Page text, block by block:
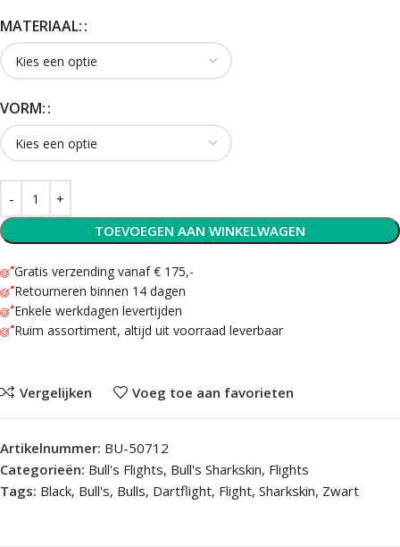
MATERIAAL:
VORM:
TOEVOEGEN AAN WINKELWAGEN
Gratis verzending vanaf € 175,-
Retourneren binnen 14 dagen
Enkele werkdagen levertijden
Ruim assortiment, altijd uit voorraad leverbaar
Vergelijken Voeg toe aan favorieten
Artikelnummer: BU-50712
Categorieën: Bull's Flights, Bull's Sharkskin, Flights
Tags: Black, Bull's, Bulls, Dartflight, Flight, Sharkskin, Zwart